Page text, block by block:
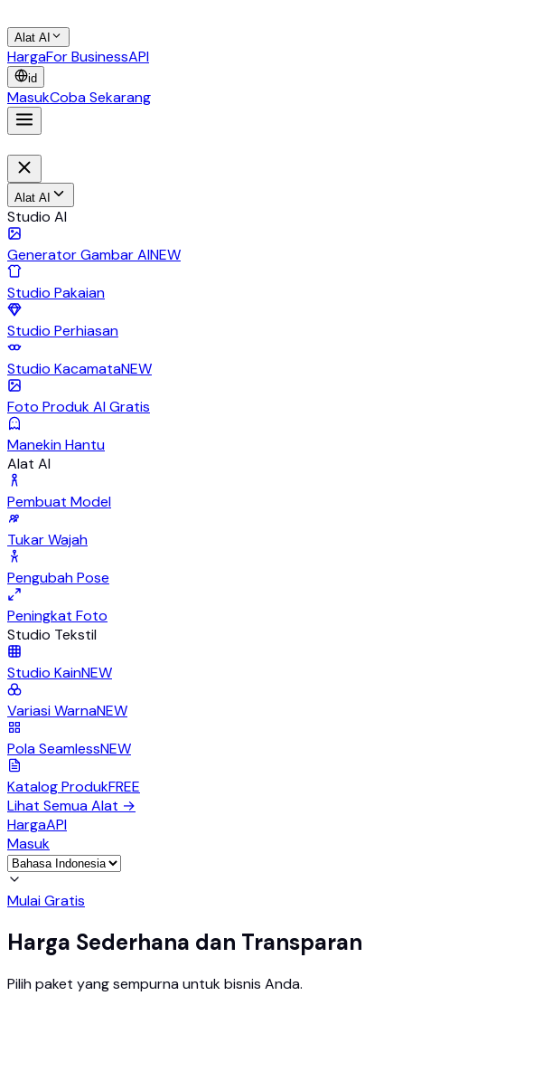
Alat AI
HargaFor BusinessAPI
id
MasukCoba Sekarang
Alat AI
Studio AI
Generator Gambar AINEW
Studio Pakaian
Studio Perhiasan
Studio KacamataNEW
Foto Produk AI Gratis
Manekin Hantu
Alat AI
Pembuat Model
Tukar Wajah
Pengubah Pose
Peningkat Foto
Studio Tekstil
Studio KainNEW
Variasi WarnaNEW
Pola SeamlessNEW
Katalog ProdukFREE
Lihat Semua Alat →
HargaAPI
Masuk
Mulai Gratis
Harga Sederhana dan Transparan
Pilih paket yang sempurna untuk bisnis Anda.